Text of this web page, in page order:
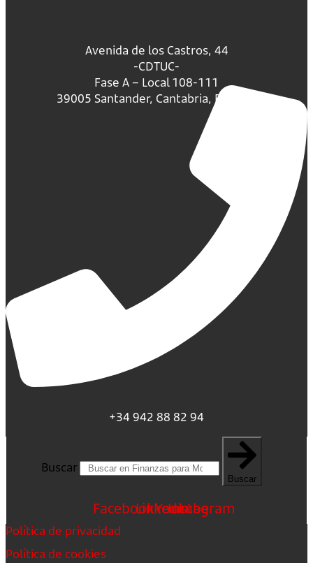
Avenida de los Castros, 44
-CDTUC-
Fase A – Local 108-111
39005 Santander, Cantabria, España.
+34 942 88 82 94
Buscar
Buscar
FacebookLinkedin
Youtube
Instagram
Política de privacidad
Política de cookies